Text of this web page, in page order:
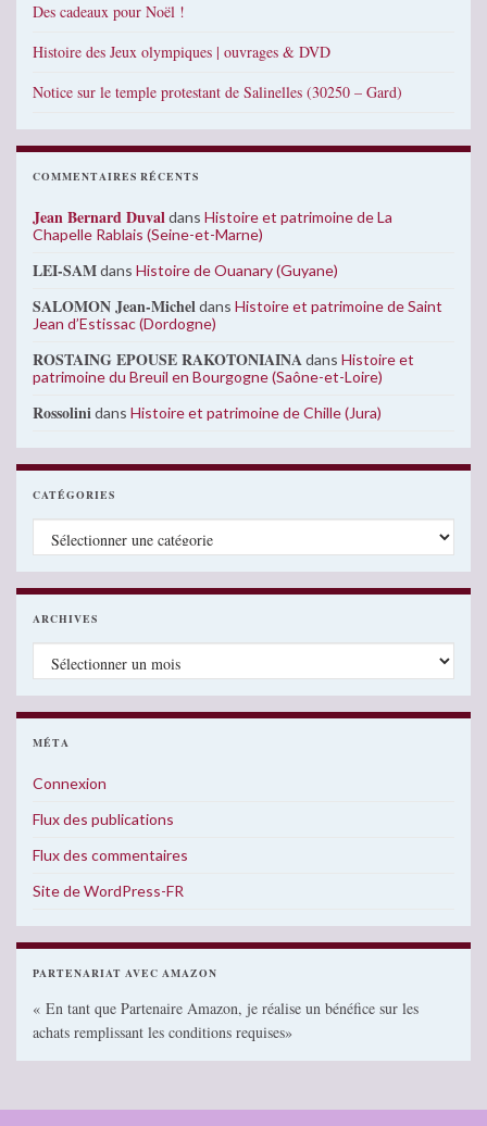
Des cadeaux pour Noël !
Histoire des Jeux olympiques | ouvrages & DVD
Notice sur le temple protestant de Salinelles (30250 – Gard)
COMMENTAIRES RÉCENTS
Jean Bernard Duvaldans Histoire et patrimoine de La
Chapelle Rablais (Seine-et-Marne)
LEI-SAMdans Histoire de Ouanary (Guyane)
SALOMON Jean-Micheldans Histoire et patrimoine de Saint
Jean d’Estissac (Dordogne)
ROSTAING EPOUSE RAKOTONIAINAdans Histoire et
patrimoine du Breuil en Bourgogne (Saône-et-Loire)
Rossolinidans Histoire et patrimoine de Chille (Jura)
CATÉGORIES
Catégories
ARCHIVES
Archives
MÉTA
Connexion
Flux des publications
Flux des commentaires
Site de WordPress-FR
PARTENARIAT AVEC AMAZON
« En tant que Partenaire Amazon, je réalise un bénéfice sur les
achats remplissant les conditions requises»